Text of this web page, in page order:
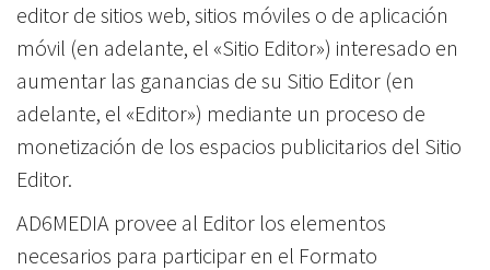
editor de sitios web, sitios móviles o de aplicación
móvil (en adelante, el «Sitio Editor») interesado en
aumentar las ganancias de su Sitio Editor (en
adelante, el «Editor») mediante un proceso de
monetización de los espacios publicitarios del Sitio
Editor.
AD6MEDIA provee al Editor los elementos
necesarios para participar en el Formato